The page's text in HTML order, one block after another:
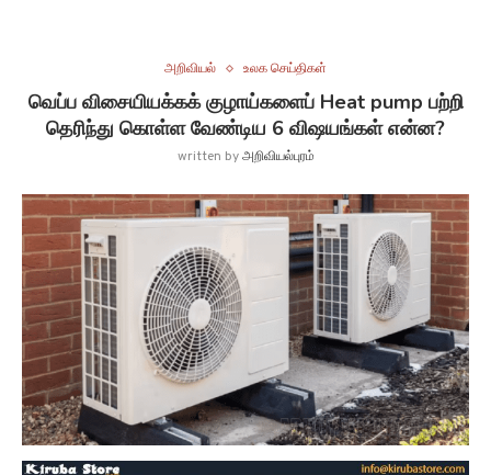
அறிவியல் உலக செய்திகள்
வெப்ப விசையியக்கக் குழாய்களைப் Heat pump பற்றி
தெரிந்து கொள்ள வேண்டிய 6 விஷயங்கள் என்ன?
written byஅறிவியல்புரம்